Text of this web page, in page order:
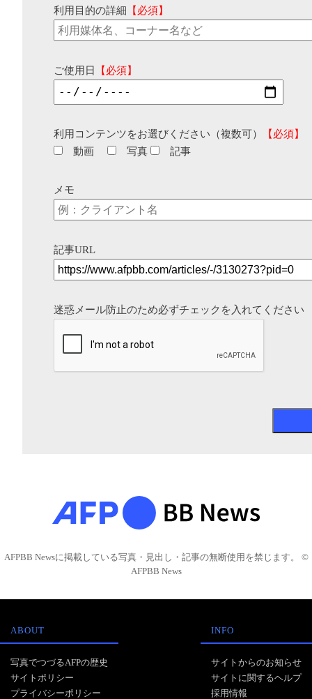
利用目的の詳細 【必須】
ご使用日 【必須】
利用コンテンツをお選びください（複数可）
【必須】
動画
写真 記事
メモ
記事URL
迷惑メール防止のため必ずチェックを入れてください
AFPBB Newsに掲載している写真・見出し・記事の無断使用を禁じます。 ©
AFPBB News
ABOUT
写真でつづるAFPの歴史
サイトポリシー
プライバシーポリシー
INFO
サイトからのお知らせ
サイトに関するヘルプ
採用情報